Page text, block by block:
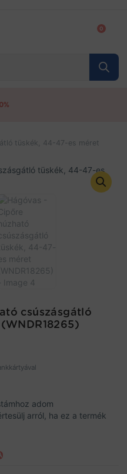
0
tüskék, 44-47-es méret
csúszásgátló
adom
arról, ha ez a termék